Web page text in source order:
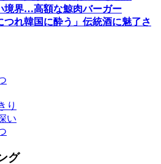
境界…高額な鯨肉バーガー
つれ韓国に酔う」伝統酒に魅了さ
り
い
グ